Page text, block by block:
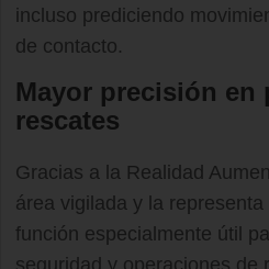
incluso prediciendo
de contacto.
Mayor precisión en
rescates
Gracias a la Realidad
área vigilada y la
función especialmente útil